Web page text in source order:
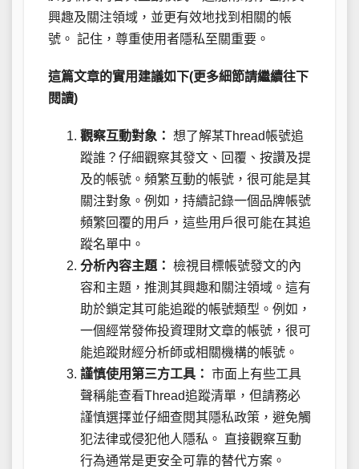
興趣及關注領域，並更有效地找到相關的帳
號。 記住，尊重使用者隱私至關重要。
這篇文章的實用建議如下(更多細節請繼續往下
閱讀)
觀察互動對象： 想了解某Thread帳號追
蹤誰？仔細觀察其發文、回覆、按讚及提
及的帳號。頻繁互動的帳號，很可能是其
關注對象。例如，持續記錄一個品牌帳號
頻繁回覆的用戶，這些用戶很可能在其追
蹤名單中。
分析內容主題： 檢視目標帳號發文的內
容和主題，推測其興趣和關注領域。這有
助於鎖定其可能追蹤的帳號類型。例如，
一個經常發佈投資理財文章的帳號，很可
能追蹤財經分析師或相關機構的帳號。
謹慎使用第三方工具： 市面上有些工具
聲稱能查看Thread追蹤清單，但請務必
謹慎選擇並仔細查閱其隱私政策，避免觸
犯法律或侵犯他人隱私。 直接觀察互動
行為通常是更安全可靠的替代方案。